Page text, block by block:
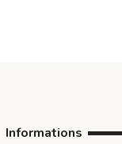
Informations